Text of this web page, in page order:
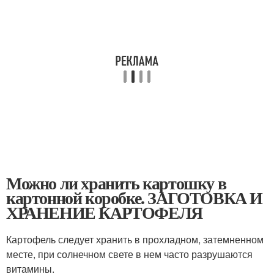
Можно ли хранить картошку в
картонной коробке. ЗАГОТОВКА И
ХРАНЕНИЕ КАРТОФЕЛЯ
Картофель следует хранить в прохладном, затемненном
месте, при солнечном свете в нем часто разрушаются
витамины.